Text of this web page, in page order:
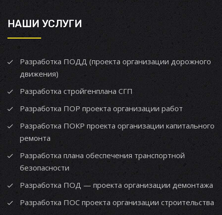
НАШИ УСЛУГИ
Разработка ПОДД (проекта организации дорожного
движения)
Разработка стройгенплана СГП
Разработка ПОР проекта организации работ
Разработка ПОКР проекта организации капитального
ремонта
Разработка плана обеспечения транспортной
безопасности
Разработка ПОД — проекта организации демонтажа
Разработка ПОС проекта организации строительства